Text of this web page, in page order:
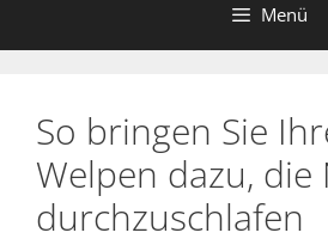
Menü
So bringen Sie
Welpen dazu, die
durchzuschlafen